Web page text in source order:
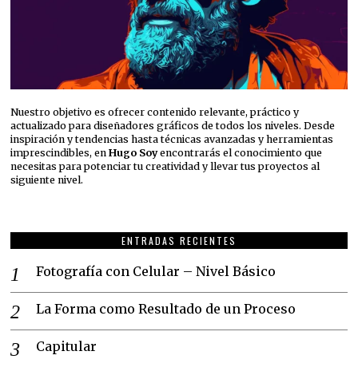
Nuestro objetivo es ofrecer contenido relevante, práctico y
actualizado para diseñadores gráficos de todos los niveles. Desde
inspiración y tendencias hasta técnicas avanzadas y herramientas
imprescindibles, enHugo Soyencontrarás el conocimiento que
necesitas para potenciar tu creatividad y llevar tus proyectos al
siguiente nivel.
ENTRADAS RECIENTES
Fotografía con Celular – Nivel Básico
La Forma como Resultado de un Proceso
Capitular